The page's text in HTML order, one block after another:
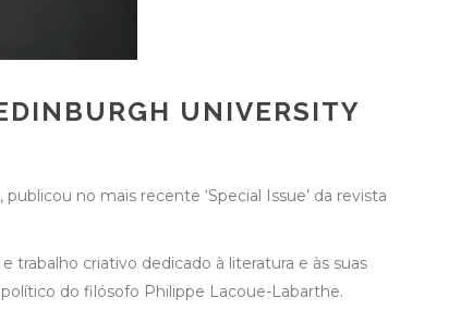
UNIVERSITY
, publicou no mais recente ‘Special Issue’ da revista
trabalho criativo dedicado à literatura e às suas
do filósofo Philippe Lacoue-Labarthe.